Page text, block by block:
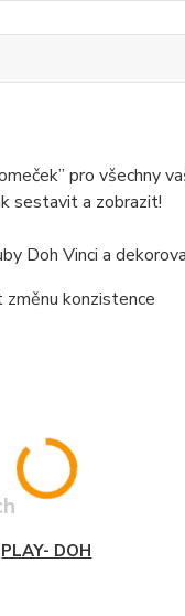
pro všechny
sestavit a zobrazit!
Doh Vinci a
konzistence
PLAY- DOH